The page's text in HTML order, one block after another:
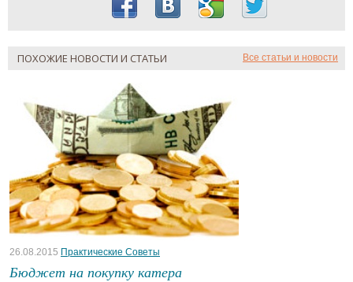
ПОХОЖИЕ НОВОСТИ И СТАТЬИ Все статьи и новости
26.08.2015 Практические Советы
Бюджет на покупку катера